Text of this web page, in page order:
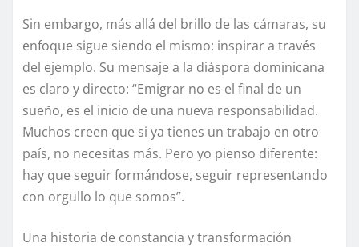
Sin embargo, más allá del brillo de las cámaras, su
enfoque sigue siendo el mismo: inspirar a través
del ejemplo. Su mensaje a la diáspora dominicana
es claro y directo: “Emigrar no es el final de un
sueño, es el inicio de una nueva responsabilidad.
Muchos creen que si ya tienes un trabajo en otro
país, no necesitas más. Pero yo pienso diferente:
hay que seguir formándose, seguir representando
con orgullo lo que somos”.
Una historia de constancia y transformación